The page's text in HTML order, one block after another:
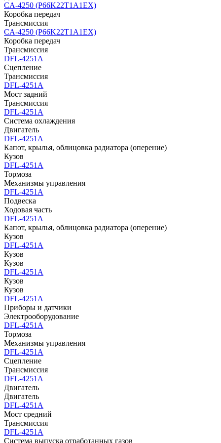
CA-4250 (P66K22T1A1EX)
Коробка передач
Трансмиссия
CA-4250 (P66K22T1A1EX)
Коробка передач
Трансмиссия
DFL-4251A
Сцепление
Трансмиссия
DFL-4251A
Мост задний
Трансмиссия
DFL-4251A
Система охлаждения
Двигатель
DFL-4251A
Капот, крылья, облицовка радиатора (оперение)
Кузов
DFL-4251A
Тормоза
Механизмы управления
DFL-4251A
Подвеска
Ходовая часть
DFL-4251A
Капот, крылья, облицовка радиатора (оперение)
Кузов
DFL-4251A
Кузов
Кузов
DFL-4251A
Кузов
Кузов
DFL-4251A
Приборы и датчики
Электрооборудование
DFL-4251A
Тормоза
Механизмы управления
DFL-4251A
Сцепление
Трансмиссия
DFL-4251A
Двигатель
Двигатель
DFL-4251A
Мост средний
Трансмиссия
DFL-4251A
Система выпуска отработанных газов